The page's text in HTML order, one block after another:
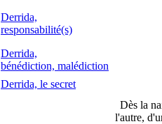
Derrida,
responsabilité(s)
Derrida,
bénédiction, malédiction
Derrida, le secret
Dès la
l'autre,